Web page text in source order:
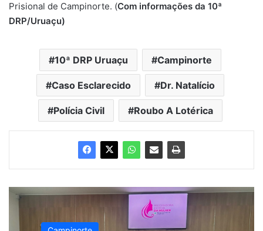
Prisional de Campinorte. (Com informações da 10ª
DRP/Uruaçu)
10ª DRP Uruaçu Campinorte
Caso Esclarecido Dr. Natalício
Polícia Civil Roubo A Lotérica